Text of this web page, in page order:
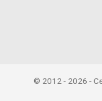
© 2012 - 2026 -